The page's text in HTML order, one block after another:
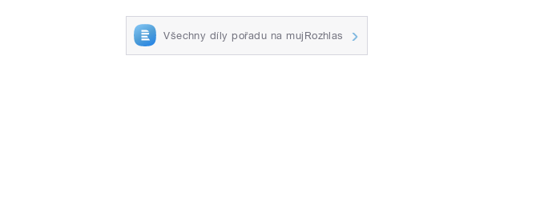
Všechny díly pořadu na mujRozhlas